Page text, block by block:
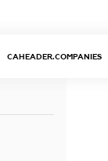
CAHEADER.COMPANIES